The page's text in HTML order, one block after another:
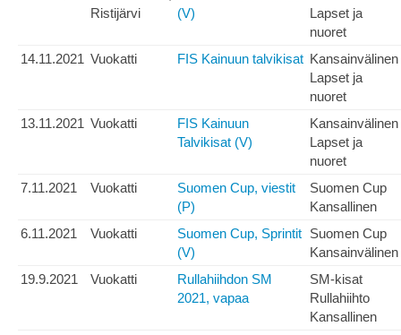
Ristijärvi
(V)
Lapset ja
nuoret
14.11.2021 Vuokatti FIS Kainuun talvikisat Kansainvälinen
Lapset ja
nuoret
13.11.2021 Vuokatti
FIS Kainuun
Talvikisat (V)
Kansainvälinen
Lapset ja
nuoret
7.11.2021
Vuokatti
Suomen Cup, viestit
(P)
Suomen Cup
Kansallinen
6.11.2021
Vuokatti
Suomen Cup, Sprintit
(V)
Suomen Cup
Kansainvälinen
19.9.2021
Vuokatti
Rullahiihdon SM
2021, vapaa
SM-kisat
Rullahiihto
Kansallinen